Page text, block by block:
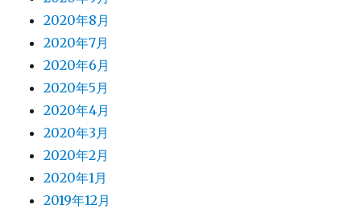
2020年8月
2020年7月
2020年6月
2020年5月
2020年4月
2020年3月
2020年2月
2020年1月
2019年12月